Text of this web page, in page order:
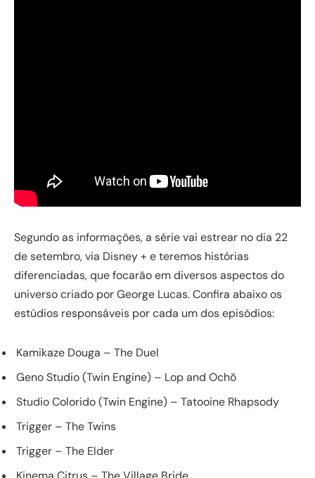
Segundo as informações, a série vai estrear no dia 22
de setembro, via Disney + e teremos histórias
diferenciadas, que focarão em diversos aspectos do
universo criado por George Lucas. Confira abaixo os
estúdios responsáveis por cada um dos episódios:
Kamikaze Douga – The Duel
Geno Studio (Twin Engine) – Lop and Ochō
Studio Colorido (Twin Engine) – Tatooine Rhapsody
Trigger – The Twins
Trigger – The Elder